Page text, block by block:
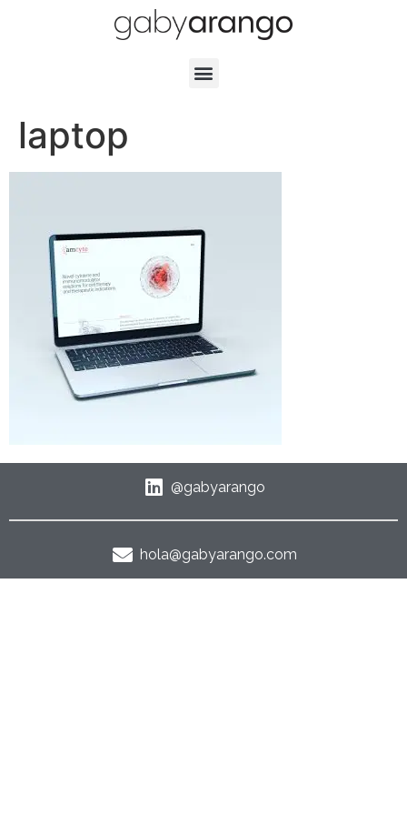
laptop
@gabyarango
hola@gabyarango.com